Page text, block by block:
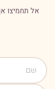
אל תחמיצו